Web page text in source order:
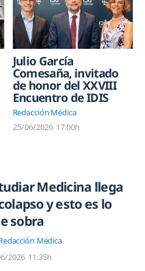
Julio García
Comesaña, invitado
de honor del XXVIII
Encuentro de IDIS
Redacción Médica
25/06/2026 17:00h
Medicina llega
y esto es lo
sobra
Médica
2026 11:35h